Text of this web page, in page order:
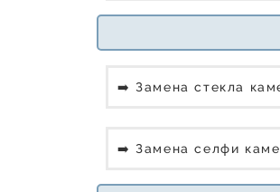
➡️ Замена стекла
➡️ Замена селфи